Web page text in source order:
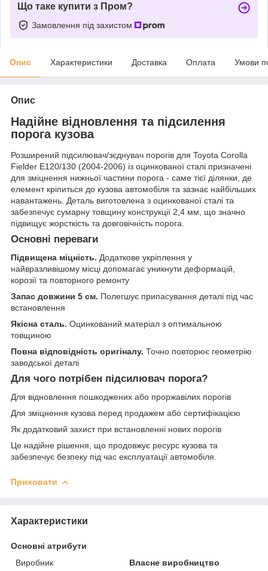
Що таке купити з Пром?
Замовлення під захистом
Опис Характеристики Доставка Оплата Умови
Опис
Надійне відновлення та підсилення
порога кузова
Розширений підсилювач/зєднувач порогів для Toyota Corolla
Fielder E120/130 (2004-2006) із оцинкованої сталі призначені
для зміцнення нижньої частини порога - саме тієї ділянки, де
елемент кріпиться до кузова автомобіля та зазнає найбільших
навантажень. Деталь виготовлена з оцинкованої сталі та
забезпечує сумарну товщину конструкції 2,4 мм, що значно
підвищує жорсткість та довговічність порога.
Основні переваги
Підвищена міцність. Додаткове укріплення у
найвразливішому місці допомагає уникнути деформацій,
корозії та повторного ремонту
Запас довжини 5 см. Полегшує припасування деталі під час
встановлення
Якісна сталь. Оцинкований матеріал з оптимальною
товщиною
Повна відповідність оригіналу. Точно повторює геометрію
заводської деталі
Для чого потрібен підсилювач порога?
Для відновлення пошкоджених або проржавілих порогів
Для зміцнення кузова перед продажем або сертифікацією
Як додатковий захист при встановленні нових порогів
Це надійне рішення, що продовжує ресурс кузова та
забезпечує безпеку під час експлуатації автомобіля.
Приховати
Характеристики
Основні атрибути
Виробник
Власне виробництво